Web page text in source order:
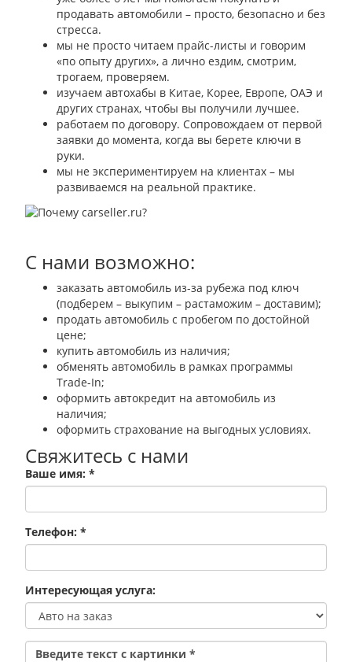
продавать автомобили – просто, безопасно и без
стресса.
мы не просто читаем прайс-листы и говорим
«по опыту других», а лично ездим, смотрим,
трогаем, проверяем.
изучаем автохабы в Китае, Корее, Европе, ОАЭ и
других странах, чтобы вы получили лучшее.
работаем по договору. Сопровождаем от первой
заявки до момента, когда вы берете ключи в
руки.
мы не экспериментируем на клиентах – мы
развиваемся на реальной практике.
С нами возможно:
заказать автомобиль из-за рубежа под ключ
(подберем – выкупим – растаможим – доставим);
продать автомобиль с пробегом по достойной
цене;
купить автомобиль из наличия;
обменять автомобиль в рамках программы
Trade-In;
оформить автокредит на автомобиль из
наличия;
оформить страхование на выгодных условиях.
Свяжитесь с нами
Ваше имя: *
Телефон: *
Интересующая услуга:
Введите текст с картинки *